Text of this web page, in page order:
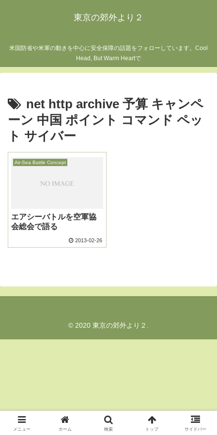
東京の郊外より２
米国防省や米軍の動きを中心に安全保障の話題をフォローしています。Cool
Head, But Warm Heartで
net http archive 予算 キャンペ
ーン 中国 ポイント コマンド ペッ
ト サイバー
Air-Sea Battle Concept
エアシーバトルを空軍協
会総会で語る
2013-02-26
© 2020 東京の郊外より２.
メニュー ホーム 検索 トップ サイドバー